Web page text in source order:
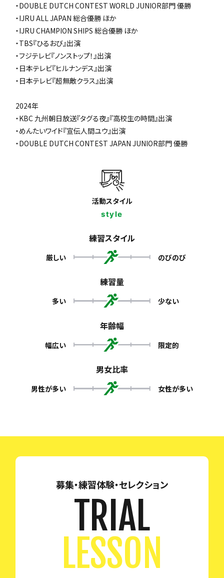
・DOUBLE DUTCH CONTEST WORLD JUNIOR部門 優勝
・IJRU ALL JAPAN 総合優勝 ほか
・IJRU CHAMPION SHIPS 総合優勝 ほか
・TBS『ひるおび』出演
・フジテレビ『ノンストップ！』出演
・日本テレビ『ヒルナンデス』出演
・日本テレビ『超無敵クラス』出演
2024年
・KBC 九州朝日放送『タグる夜』『高校生の時間』出演
・めんたいワイド『宣伝人間ユウ』出演
・DOUBLE DUTCH CONTEST JAPAN JUNIOR部門 優勝
活動スタイル
style
練習スタイル
厳しい のびのび
練習量
多い 少ない
年齢幅
幅広い 限定的
男女比率
男性が多い 女性が多い
募集・練習体験・セレクション
TRIAL
LESSON